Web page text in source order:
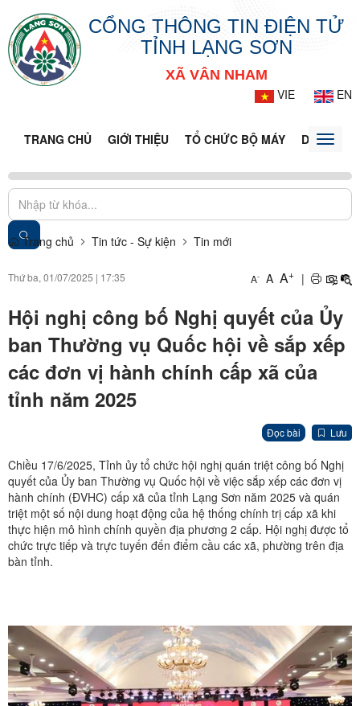
CỔNG THÔNG TIN ĐIỆN TỬ
TỈNH LẠNG SƠN
XÃ VÂN NHAM
VIE
EN
TRANG CHỦ GIỚI THIỆU TỔ CHỨC BỘ MÁY DOANH
Toggle
Trang chủ Tin tức - Sự kiện Tin mới
Thứ ba, 01/07/2025 | 17:35 A- A A+ |
Hội nghị công bố Nghị quyết của Ủy
ban Thường vụ Quốc hội về sắp xếp
các đơn vị hành chính cấp xã của
tỉnh năm 2025
Đọc bài Lưu
Chiều 17/6/2025, Tỉnh ủy tổ chức hội nghị quán triệt công bố Nghị
quyết của Ủy ban Thường vụ Quốc hội về việc sắp xếp các đơn vị
hành chính (ĐVHC) cấp xã của tỉnh Lạng Sơn năm 2025 và quán
triệt một số nội dung hoạt động của hệ thống chính trị cấp xã khi
thực hiện mô hình chính quyền địa phương 2 cấp. Hội nghị được tổ
chức trực tiếp và trực tuyến đến điểm cầu các xã, phường trên địa
bàn tỉnh.